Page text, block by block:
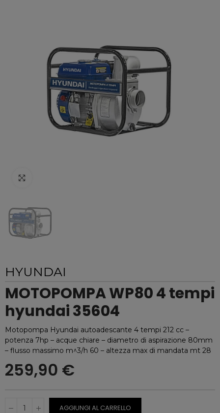
HYUNDAI
MOTOPOMPA WP80 4 tempi
hyundai 35604
Motopompa Hyundai autoadescante 4 tempi 212 cc –
potenza 7hp – acque chiare – diametro di aspirazione 80mm
– flusso massimo m^3/h 60 – altezza max di mandata mt 28
259,90 €
AGGIUNGI AL CARRELLO